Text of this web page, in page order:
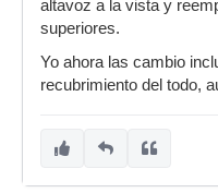
altavoz a la vista y
superiores.
Yo ahora las cambio
recubrimiento del todo,